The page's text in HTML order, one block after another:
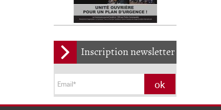
Inscription newsletter